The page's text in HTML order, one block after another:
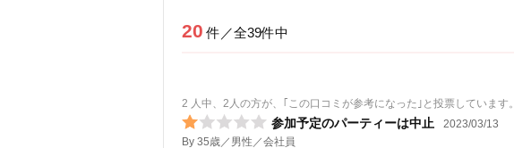
20 件／全39件中
2 人中、2人の方が、｢この口コミが参考になった｣と投票しています。
参加予定のパーティーは中止
2023/03/13
By 35歳／男性／会社員